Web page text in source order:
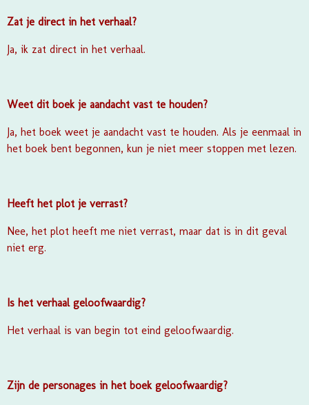
Zat je direct in het verhaal?
Ja, ik zat direct in het verhaal.
Weet dit boek je aandacht vast te houden?
Ja, het boek weet je aandacht vast te houden. Als je eenmaal in
het boek bent begonnen, kun je niet meer stoppen met lezen.
Heeft het plot je verrast?
Nee, het plot heeft me niet verrast, maar dat is in dit geval
niet erg.
Is het verhaal geloofwaardig?
Het verhaal is van begin tot eind geloofwaardig.
Zijn de personages in het boek geloofwaardig?